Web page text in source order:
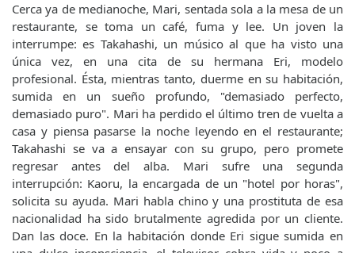
Cerca ya de medianoche, Mari, sentada sola a la mesa de un
restaurante, se toma un café, fuma y lee. Un joven la
interrumpe: es Takahashi, un músico al que ha visto una
única vez, en una cita de su hermana Eri, modelo
profesional. Ésta, mientras tanto, duerme en su habitación,
sumida en un sueño profundo, "demasiado perfecto,
demasiado puro". Mari ha perdido el último tren de vuelta a
casa y piensa pasarse la noche leyendo en el restaurante;
Takahashi se va a ensayar con su grupo, pero promete
regresar antes del alba. Mari sufre una segunda
interrupción: Kaoru, la encargada de un "hotel por horas",
solicita su ayuda. Mari habla chino y una prostituta de esa
nacionalidad ha sido brutalmente agredida por un cliente.
Dan las doce. En la habitación donde Eri sigue sumida en